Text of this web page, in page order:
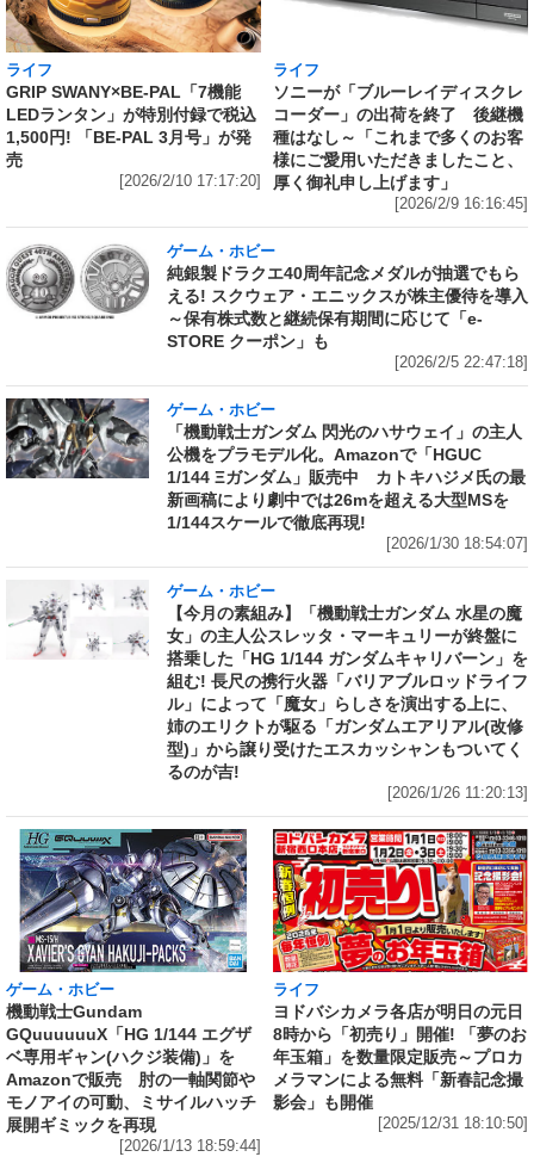
ライフ
GRIP SWANY×BE-PAL「7機能
LEDランタン」が特別付録で税込
1,500円! 「BE-PAL 3月号」が発
売
[2026/2/10 17:17:20]
ライフ
ソニーが「ブルーレイディスクレ
コーダー」の出荷を終了 後継機
種はなし～「これまで多くのお客
様にご愛用いただきましたこと、
厚く御礼申し上げます」
[2026/2/9 16:16:45]
ゲーム・ホビー
純銀製ドラクエ40周年記念メダルが抽選でもら
える! スクウェア・エニックスが株主優待を導入
～保有株式数と継続保有期間に応じて「e-
STORE クーポン」も
[2026/2/5 22:47:18]
ゲーム・ホビー
「機動戦士ガンダム 閃光のハサウェイ」の主人
公機をプラモデル化。Amazonで「HGUC
1/144 Ξガンダム」販売中 カトキハジメ氏の最
新画稿により劇中では26mを超える大型MSを
1/144スケールで徹底再現!
[2026/1/30 18:54:07]
ゲーム・ホビー
【今月の素組み】「機動戦士ガンダム 水星の魔
女」の主人公スレッタ・マーキュリーが終盤に
搭乗した「HG 1/144 ガンダムキャリバーン」を
組む! 長尺の携行火器「バリアブルロッドライフ
ル」によって「魔女」らしさを演出する上に、
姉のエリクトが駆る「ガンダムエアリアル(改修
型)」から譲り受けたエスカッシャンもついてく
るのが吉!
[2026/1/26 11:20:13]
ゲーム・ホビー
機動戦士Gundam
GQuuuuuuX「HG 1/144 エグザ
ベ専用ギャン(ハクジ装備)」を
Amazonで販売 肘の一軸関節や
モノアイの可動、ミサイルハッチ
展開ギミックを再現
[2026/1/13 18:59:44]
ライフ
ヨドバシカメラ各店が明日の元日
8時から「初売り」開催! 「夢のお
年玉箱」を数量限定販売～プロカ
メラマンによる無料「新春記念撮
影会」も開催
[2025/12/31 18:10:50]